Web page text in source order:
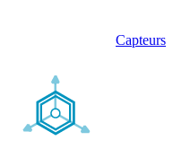
Capteurs